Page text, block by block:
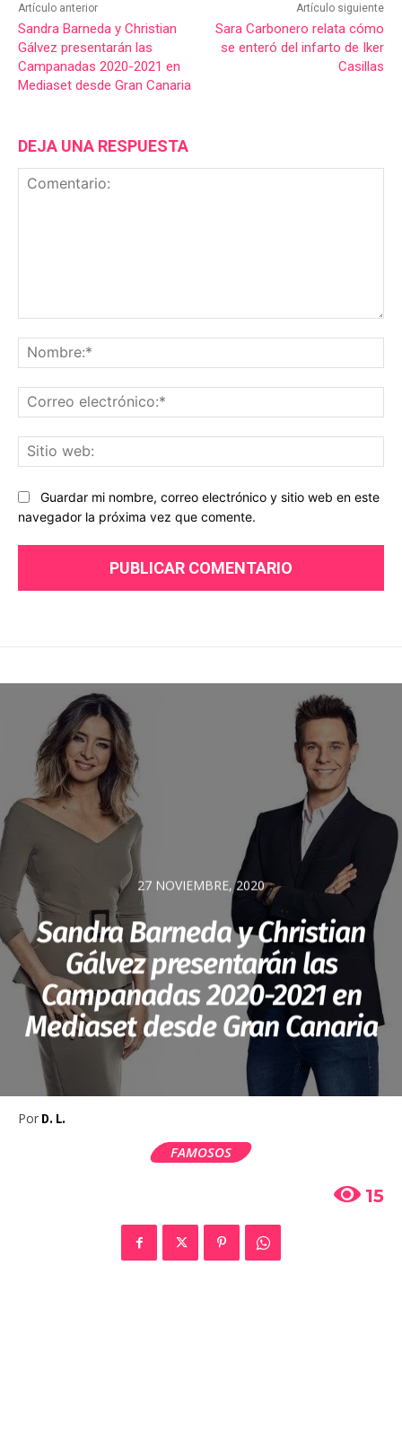
Artículo anterior
Sandra Barneda y Christian
Gálvez presentarán las
Campanadas 2020-2021 en
Mediaset desde Gran Canaria
Artículo siguiente
Sara Carbonero relata cómo
se enteró del infarto de Iker
Casillas
DEJA UNA RESPUESTA
Guardar mi nombre, correo electrónico y sitio web en este
navegador la próxima vez que comente.